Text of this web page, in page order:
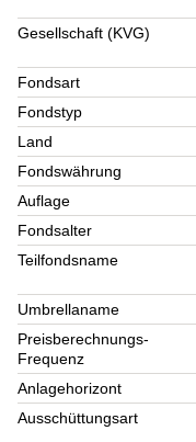
Gesellschaft (KVG)
Fondsart
Fondstyp
Land
Fondswährung
Auflage
Fondsalter
Teilfondsname
Umbrellaname
Preisberechnungs-
Frequenz
Anlagehorizont
Ausschüttungsart